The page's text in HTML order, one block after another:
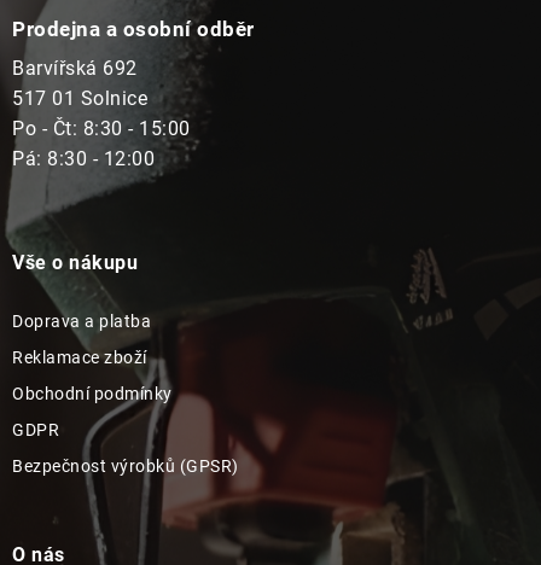
Prodejna a osobní odběr
Barvířská 692
517 01 Solnice
Po - Čt: 8:30 - 15:00
Pá: 8:30 - 12:00
Vše o nákupu
Doprava a platba
Reklamace zboží
Obchodní podmínky
GDPR
Bezpečnost výrobků (GPSR)
O nás